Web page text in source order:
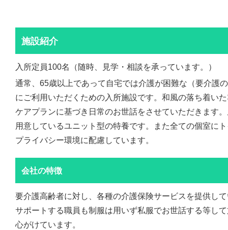
施設紹介
入所定員100名（随時、見学・相談を承っています。）
通常、65歳以上であって自宅では介護が困難な（要介護
にご利用いただくための入所施設です。和風の落ち着い
ケアプランに基づき日常のお世話をさせていただきます
用意しているユニット型の特養です。また全ての個室に
プライバシー環境に配慮しています。
会社の特徴
要介護高齢者に対し、各種の介護保険サービスを提供し
サポートする職員も制服は用いず私服でお世話する等し
心がけています。